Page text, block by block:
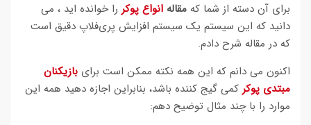
برای آن دسته از شما که مقاله انواع پوکر را خوانده اید ، می
دانید که این سیستم یک سیستم افزایش پری‌فلاپ دقیق است
که در مقاله شرح دادم.
اکنون می دانم که این همه نکته ممکن است برای بازیکنان
مبتدی پوکر کمی گیج کننده باشد، بنابراین اجازه دهید همه این
موارد را با چند مثال توضیح دهم: